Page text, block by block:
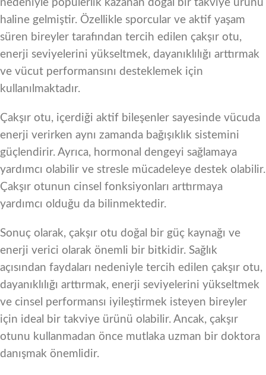
nedeniyle popülerlik kazanan doğal bir takviye ürünü
haline gelmiştir. Özellikle sporcular ve aktif yaşam
süren bireyler tarafından tercih edilen çakşır otu,
enerji seviyelerini yükseltmek, dayanıklılığı arttırmak
ve vücut performansını desteklemek için
kullanılmaktadır.
Çakşır otu, içerdiği aktif bileşenler sayesinde vücuda
enerji verirken aynı zamanda bağışıklık sistemini
güçlendirir. Ayrıca, hormonal dengeyi sağlamaya
yardımcı olabilir ve stresle mücadeleye destek olabilir.
Çakşır otunun cinsel fonksiyonları arttırmaya
yardımcı olduğu da bilinmektedir.
Sonuç olarak, çakşır otu doğal bir güç kaynağı ve
enerji verici olarak önemli bir bitkidir. Sağlık
açısından faydaları nedeniyle tercih edilen çakşır otu,
dayanıklılığı arttırmak, enerji seviyelerini yükseltmek
ve cinsel performansı iyileştirmek isteyen bireyler
için ideal bir takviye ürünü olabilir. Ancak, çakşır
otunu kullanmadan önce mutlaka uzman bir doktora
danışmak önemlidir.